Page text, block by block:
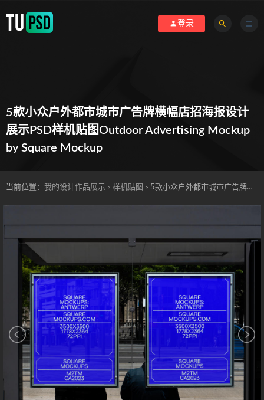
登录
5款小众户外都市城市广告牌横幅店招海报设计
展示PSD样机贴图Outdoor Advertising Mockup
by Square Mockup
当前位置： 我的设计作品展示 > 样机贴图 > 5款小众户外都市城市广告牌横幅店招海报设计展示PSD样机贴图Outdoor Advertising Mockup by Square Mockup